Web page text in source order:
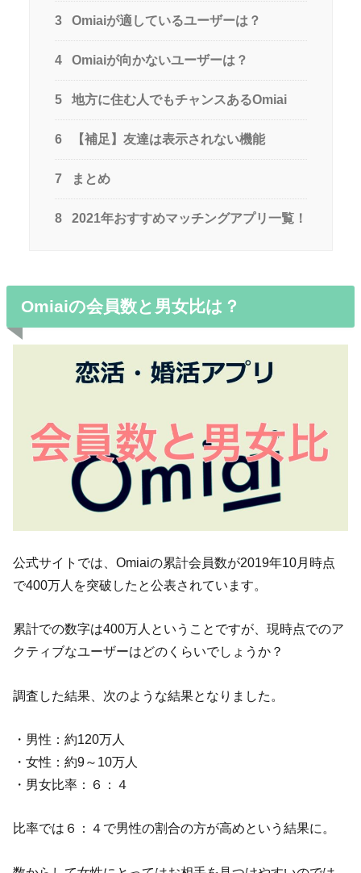
3 Omiaiが適しているユーザーは？
4 Omiaiが向かないユーザーは？
5 地方に住む人でもチャンスあるOmiai
6 【補足】友達は表示されない機能
7 まとめ
8 2021年おすすめマッチングアプリ一覧！
Omiaiの会員数と男女比は？
公式サイトでは、Omiaiの累計会員数が2019年10月時点
で400万人を突破したと公表されています。
累計での数字は400万人ということですが、現時点でのア
クティブなユーザーはどのくらいでしょうか？
調査した結果、次のような結果となりました。
・男性：約120万人
・女性：約9～10万人
・男女比率：６：４
比率では６：４で男性の割合の方が高めという結果に。